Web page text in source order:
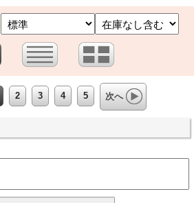
2 3 4 5 次へ